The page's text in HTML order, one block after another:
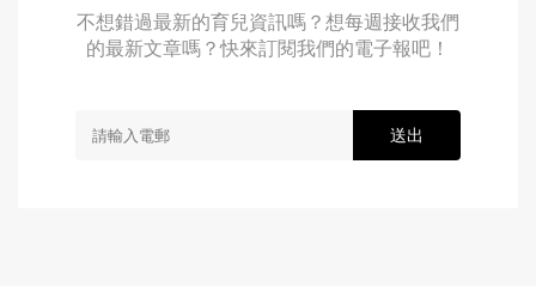
不想錯過最新的育兒資訊嗎？想每週接收我們
的最新文章嗎？快來訂閱我們的電子報吧！
送出